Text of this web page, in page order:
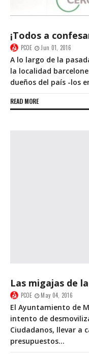
¡Todos a
PCOE Jun 01, 2016
A lo largo de la
la localidad
dueños del país -los
READ MORE
Las migajas de
PCOE May 04, 2016
El Ayuntamiento de
intento de
Ciudadanos, llevar a
presupuestos...